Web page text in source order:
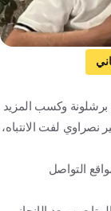
قدم
برشلونة وكسب المزيد
نصراوي لفت الانتباه،
التواصل